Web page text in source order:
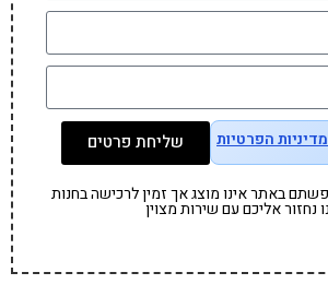
מדיניות הפרטיות שליחת פרטים
באתר אינו מוצג אך זמין לרכישה בחנות
נחזור אליכם עם שירות מצוין